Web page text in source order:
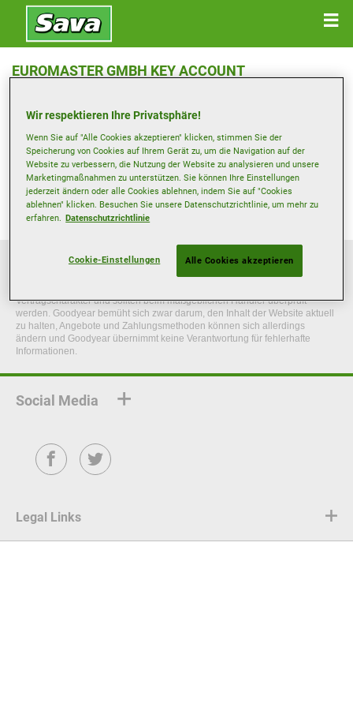
EUROMASTER GMBH KEY ACCOUNT
Anfahrtsbeschreibung
Telefonnummer anzeigen
Besuchen Sie die Website des Händlers
Die Informationen auf dieser Website sind allgemeiner Natur und dienen
ausschließlich zur Orientierung. Die angegebenen Informationen sind nicht
Vertragscharakter und sollten beim maßgeblichen Händler überprüft
werden. Goodyear bemüht sich zwar darum, den Inhalt der Website aktuell
zu halten, Angebote und Zahlungsmethoden können sich allerdings
ändern und Goodyear übernimmt keine Verantwortung für fehlerhafte
Informationen.
Social Media
FacebookTwitter
Legal Links
Wir respektieren Ihre Privatsphäre!
Wenn Sie auf "Alle Cookies akzeptieren" klicken, stimmen Sie der
Speicherung von Cookies auf Ihrem Gerät zu, um die Navigation auf der
Website zu verbessern, die Nutzung der Website zu analysieren und unsere
Marketingmaßnahmen zu unterstützen. Sie können Ihre Einstellungen
jederzeit ändern oder alle Cookies ablehnen, indem Sie auf "Cookies
ablehnen" klicken. Besuchen Sie unsere Datenschutzrichtlinie, um mehr zu
erfahren. Datenschutzrichtlinie
Cookie-Einstellungen Alle Cookies akzeptieren